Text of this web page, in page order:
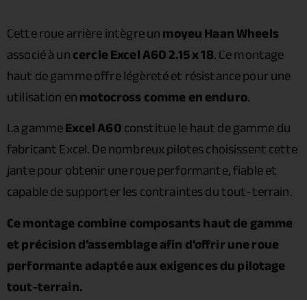
Cette roue arrière intègre unmoyeu Haan Wheels
associé à uncercle Excel A60 2.15 x 18. Ce montage
haut de gamme offre légèreté et résistance pour une
utilisation enmotocross comme en enduro.
La gammeExcel A60constitue le haut de gamme du
fabricant Excel. De nombreux pilotes choisissent cette
jante pour obtenir une roue performante, fiable et
capable de supporter les contraintes du tout-terrain.
Ce montage combine composants haut de gamme
et précision d’assemblage afin d’offrir une roue
performante adaptée aux exigences du pilotage
tout-terrain.